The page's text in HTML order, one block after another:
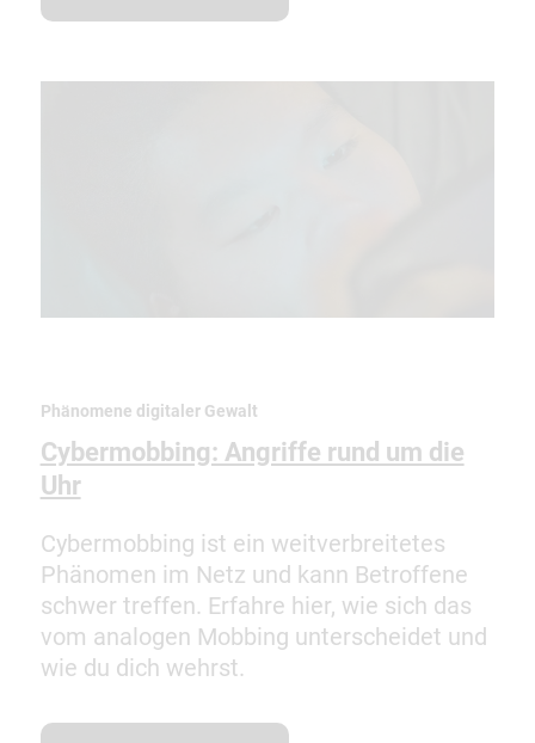
Phänomene digitaler Gewalt
Cybermobbing: Angriffe rund um die
Uhr
Cybermobbing ist ein weitverbreitetes
Phänomen im Netz und kann Betroffene
schwer treffen. Erfahre hier, wie sich das
vom analogen Mobbing unterscheidet und
wie du dich wehrst.